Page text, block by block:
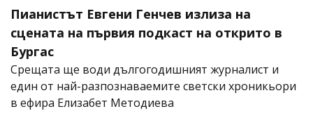
Пианистът Евгени Генчев излиза на
сцената на първия подкаст на открито в
Бургас
Срещата ще води дългогодишният журналист и
един от най-разпознаваемите светски хроникьори
в ефира Елизабет Методиева